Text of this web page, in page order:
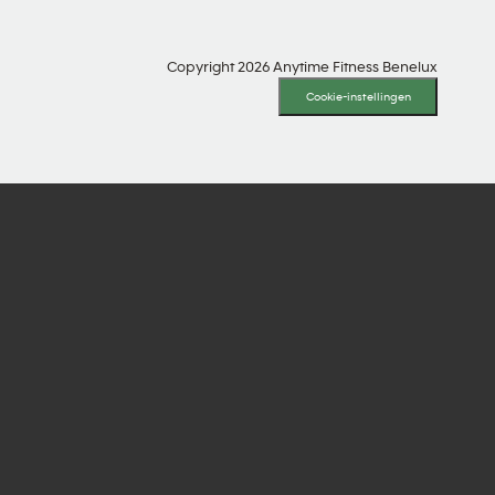
Copyright 2026 Anytime Fitness Benelux
Cookie-instellingen